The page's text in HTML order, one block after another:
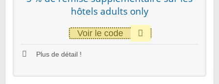
hôtels adults only
Voir le code
Plus de détail !